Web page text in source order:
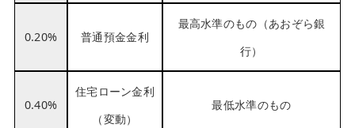
0.20% 普通預金金利
最高水準のもの（あおぞら銀
行）
0.40%
住宅ローン金利
（変動）
最低水準のもの